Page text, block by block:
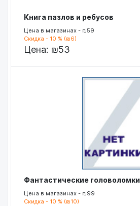
Книга пазлов и ребусов
Цена в магазинах - ₪59
Скидка - 10 % (₪6)
Цена: ₪53
Фантастические головоломки
Цена в магазинах - ₪99
Скидка - 10 % (₪10)